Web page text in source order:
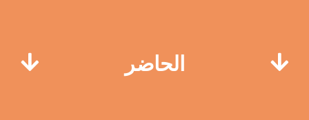
الحاضر